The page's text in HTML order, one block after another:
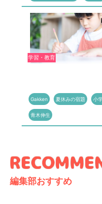
学習・教育
Gakken 夏休みの宿題 小
青木伸生
編集部おすすめ